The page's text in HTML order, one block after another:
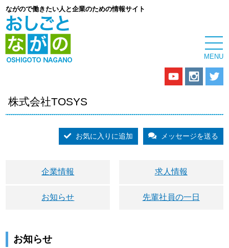
ながので働きたい人と企業のための情報サイト
株式会社TOSYS
お気に入りに追加 メッセージを送る
企業情報 求人情報
お知らせ 先輩社員の一日
お知らせ